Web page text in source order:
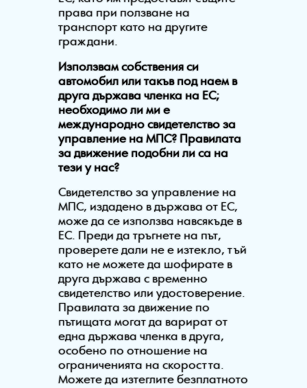
права при ползване на
транспорт като на другите
граждани.
Използвам собствения си
автомобил или такъв под наем в
друга държава членка на ЕС;
необходимо ли ми е
международно свидетелство за
управление на МПС? Правилата
за движение подобни ли са на
тези у нас?
Свидетелство за управление на
МПС, издадено в държава от ЕС,
може да се използва навсякъде в
ЕС. Преди да тръгнете на път,
проверете дали не е изтекло, тъй
като не можете да шофирате в
друга държава с временно
свидетелство или удостоверение.
Правилата за движение по
пътищата могат да варират от
една държава членка в друга,
особено по отношение на
ограниченията на скоростта.
Можете да изтеглите безплатното